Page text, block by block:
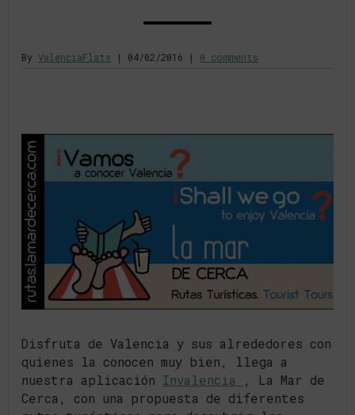
By ValenciaFlats | 04/02/2016 | 0 comments
Disfruta de Valencia y sus alrededores con
quienes la conocen muy bien, llega a
nuestra aplicación Invalencia
, La Mar de
Cerca, con una propuesta de diferentes